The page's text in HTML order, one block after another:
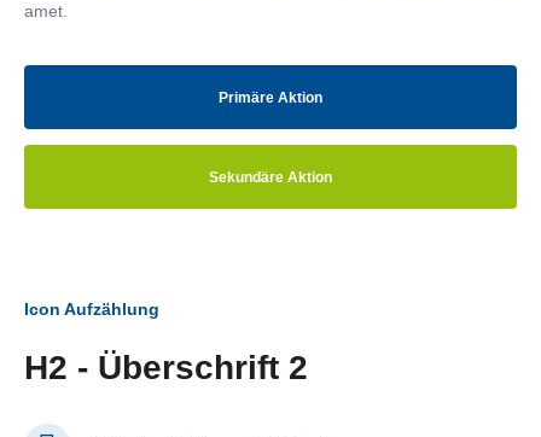
amet.
Primäre Aktion
Sekundäre Aktion
Icon Aufzählung
H2 - Überschrift 2